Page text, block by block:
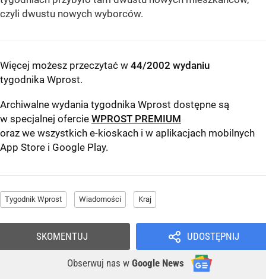
czyli dwustu nowych wyborców.
Więcej możesz przeczytać w 44/2002 wydaniu
tygodnika Wprost.
Archiwalne wydania tygodnika Wprost dostępne są
w specjalnej ofercie WPROST PREMIUM
oraz we wszystkich e-kioskach i w aplikacjach mobilnych
App Store i Google Play.
Tygodnik Wprost Wiadomości Kraj
UDOSTĘPNIJ
Obserwuj nas w Google News
SKOMENTUJ